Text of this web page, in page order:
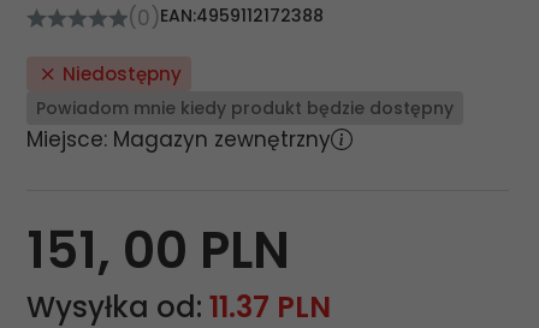
(0)EAN:4959112172388
Niedostępny
Powiadom mnie kiedy produkt będzie dostępny
Miejsce: Magazyn zewnętrzny
151, 00 PLN
Wysyłka od: 11.37 PLN